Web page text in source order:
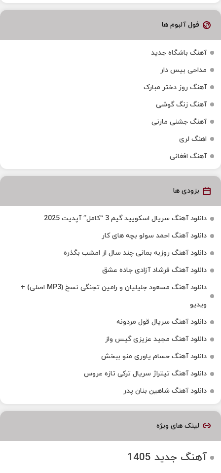
فول آلبوم ها
آهنگ باشگاه جدید
مداحی بیس دار
آهنگ روز دختر مبارک
آهنگ زنگ گوشی
آهنگ جشنی مازنی
اهنگ لری
آهنگ افغانی
بزودی ها
دانلود آهنگ سریال اسکویید گیم 3 “کامل” آپدیت 2025
دانلود آهنگ احمد سولو بچه های کار
دانلود آهنگ روزبه بمانی چند سال از امشب بگذره
دانلود آهنگ فرشاد آزادی جاده عشق
دانلود آهنگ مسعود جلیلیان و رامین تجنگی نسخ (MP3 اصلی) +
ویدیو
دانلود آهنگ سریال قول مردونه
دانلود آهنگ مجید عزیزی گیس واز
دانلود آهنگ حسام یاوری منو ببخش
دانلود آهنگ تیتراژ سریال ترکی تازه عروس
دانلود آهنگ شاهین بنان پدر
لینک های ویژه
آهنگ جدید 1405